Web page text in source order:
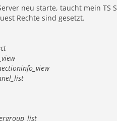
neu starte, taucht mein
Rechte sind gesetzt.